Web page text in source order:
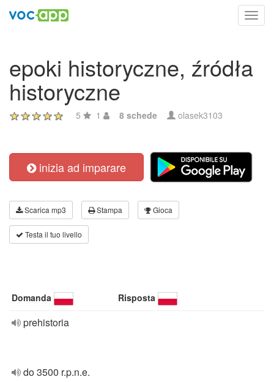
epoki historyczne, źródła
historyczne
5 1 8 schede olasek3103
inizia ad imparare
Scarica mp3 Stampa Gioca
Testa il tuo livello
Domanda Risposta
prehistoria
do 3500 r.p.n.e.